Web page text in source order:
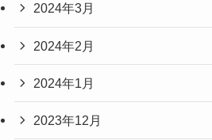
2024年3月
2024年2月
2024年1月
2023年12月